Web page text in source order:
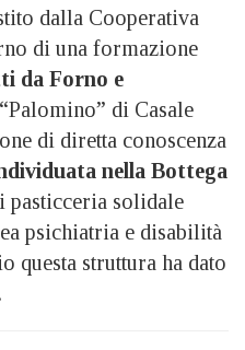
dalla Cooperativa
di una formazione
da Forno e
di Casale
di diretta conoscenza
nella Bottega
solidale
psichiatria e disabilità
questa struttura ha dato